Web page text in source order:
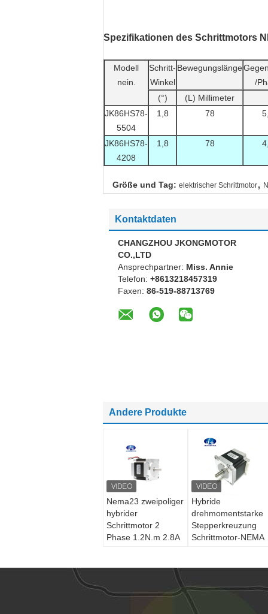
Spezifikationen des Schrittmotors
Modell
nein.
Schritt-
Winkel
Bewegungslänge
/
(°) (L) Millimeter
JK86HS78-
5504
1,8 78
JK86HS78-
4208
1,8 78
Größe und Tag: elektrischer Schrittmotor,
Kontaktdaten
CHANGZHOU JKONGMOTOR
CO.,LTD
Ansprechpartner: Miss. Annie
Telefon: +8613218457319
Faxen: 86-519-88713769
Andere Produkte
Nema23 zweipoliger
hybrider
Schrittmotor 2
Phase 1.2N.m 2.8A
Hybride
drehmomentstarke
Stepperkreuzung
Schrittmotor-NEMA
Schrittmotor-3d